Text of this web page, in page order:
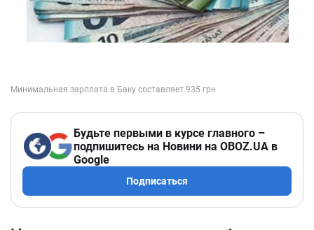
Будьте первыми в курсе главного –
подпишитесь на Новини на OBOZ.UA в
Google
Подписаться